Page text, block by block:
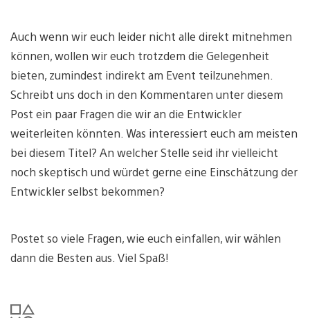
Auch wenn wir euch leider nicht alle direkt mitnehmen
können, wollen wir euch trotzdem die Gelegenheit
bieten, zumindest indirekt am Event teilzunehmen.
Schreibt uns doch in den Kommentaren unter diesem
Post ein paar Fragen die wir an die Entwickler
weiterleiten könnten. Was interessiert euch am meisten
bei diesem Titel? An welcher Stelle seid ihr vielleicht
noch skeptisch und würdet gerne eine Einschätzung der
Entwickler selbst bekommen?
Postet so viele Fragen, wie euch einfallen, wir wählen
dann die Besten aus. Viel Spaß!